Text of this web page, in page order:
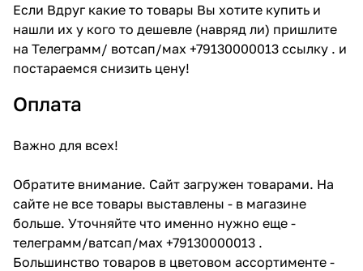
Если Вдруг какие то товары Вы хотите купить и
нашли их у кого то дешевле (навряд ли) пришлите
на Телеграмм/ вотсап/мах +79130000013 ссылку . и
постараемся снизить цену!
Оплата
Важно для всех!
Обратите внимание. Сайт загружен товарами. На
сайте не все товары выставлены - в магазине
больше. Уточняйте что именно нужно еще -
телеграмм/ватсап/мах +79130000013 .
Большинство товаров в цветовом ассортименте -